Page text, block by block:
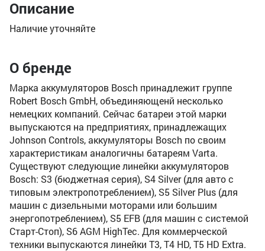
Описание
Наличие уточняйте
О бренде
Марка аккумуляторов Bosch принадлежит группе
Robert Bosch GmbH, объединяющенй несколько
немецких компаний. Сейчас батареи этой марки
выпускаются на предприятиях, принадлежащих
Johnson Controls, аккумуляторы Bosch по своим
характеристикам аналогичны батареям Varta.
Существуют следующие линейки аккумуляторов
Bosch: S3 (бюджетная серия), S4 Silver (для авто с
типовым электропотреблением), S5 Silver Plus (для
машин с дизельными моторами или большим
энергопотреблением), S5 EFB (для машин с системой
Старт-Стоп), S6 AGM HighTec. Для коммерческой
техники выпускаются линейки T3, T4 HD, T5 HD Extra.